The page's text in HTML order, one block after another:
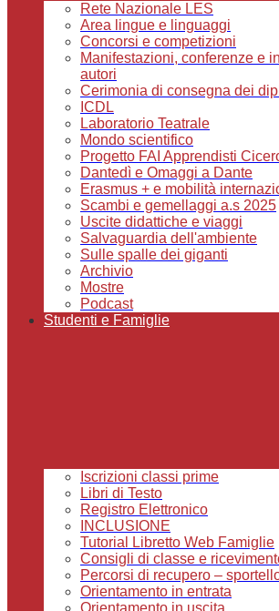
Rete Nazionale LES
Area lingue e linguaggi
Concorsi e competizioni
Manifestazioni, conferenze e
autori
Cerimonia di consegna dei
ICDL
Laboratorio Teatrale
Mondo scientifico
Progetto FAI Apprendisti
Dantedì e Omaggi a Dante
Erasmus + e mobilità
Scambi e gemellaggi a.s 2025
Uscite didattiche e viaggi
Salvaguardia dell'ambiente
Sulle spalle dei giganti
Archivio
Mostre
Podcast
Studenti e Famiglie
Iscrizioni classi prime
Libri di Testo
Registro Elettronico
INCLUSIONE
Tutorial Libretto Web Famiglie
Consigli di classe e
Percorsi di recupero –
Orientamento in entrata